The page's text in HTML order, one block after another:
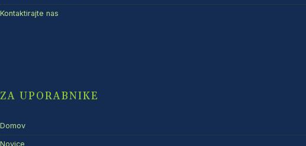
Kontaktirajte nas
ZA UPORABNIKE
Domov
Novice